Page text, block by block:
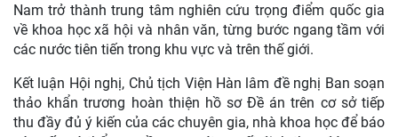
Nam trở thành trung tâm nghiên cứu trọng điểm quốc gia
về khoa học xã hội và nhân văn, từng bước ngang tầm với
các nước tiên tiến trong khu vực và trên thế giới.
Kết luận Hội nghị, Chủ tịch Viện Hàn lâm đề nghị Ban soạn
thảo khẩn trương hoàn thiện hồ sơ Đề án trên cơ sở tiếp
thu đầy đủ ý kiến của các chuyên gia, nhà khoa học để báo